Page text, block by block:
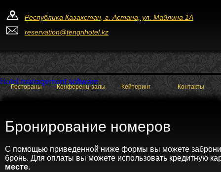
Республика Казахстан, г. Астана, ул. Майлина 1А
reservation@tengrihotel.kz
Рестораны Конференц-залы Кейтеринг Контакты
Hotel management software
Бронирование номеров
С помощью приведенной ниже формы вы можете
бронь. Для оплаты вы можете использовать кредитную
месте.